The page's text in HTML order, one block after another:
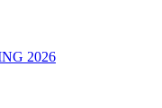
2026